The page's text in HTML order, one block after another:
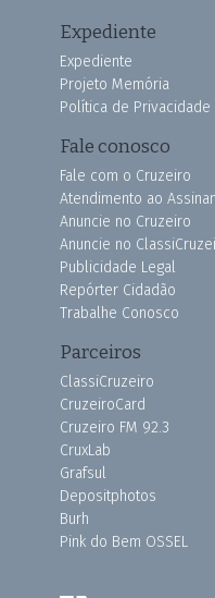
Expediente
Expediente
Projeto Memória
Política de Privacidade
Fale conosco
Fale com o Cruzeiro
Atendimento ao
Anuncie no Cruzeiro
Anuncie no
Publicidade Legal
Repórter Cidadão
Trabalhe Conosco
Parceiros
ClassiCruzeiro
CruzeiroCard
Cruzeiro FM 92.3
CruxLab
Grafsul
Depositphotos
Burh
Pink do Bem OSSEL